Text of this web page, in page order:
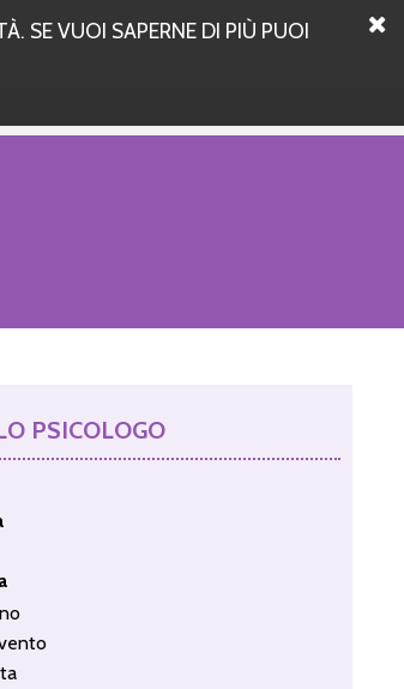
SE VUOI SAPERNE DI PIÙ PUOI
PSICOLOGO